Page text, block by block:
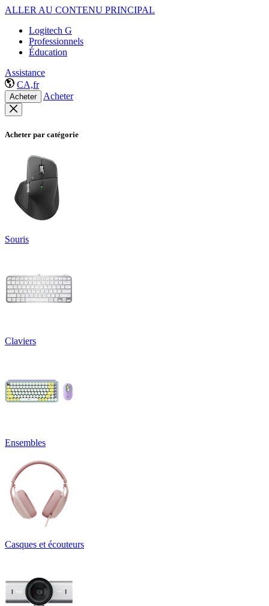
ALLER AU CONTENU PRINCIPAL
Logitech G
Professionnels
Éducation
Assistance
CA,fr
Acheter Acheter
Acheter par catégorie
Souris
Claviers
Ensembles
Casques et écouteurs